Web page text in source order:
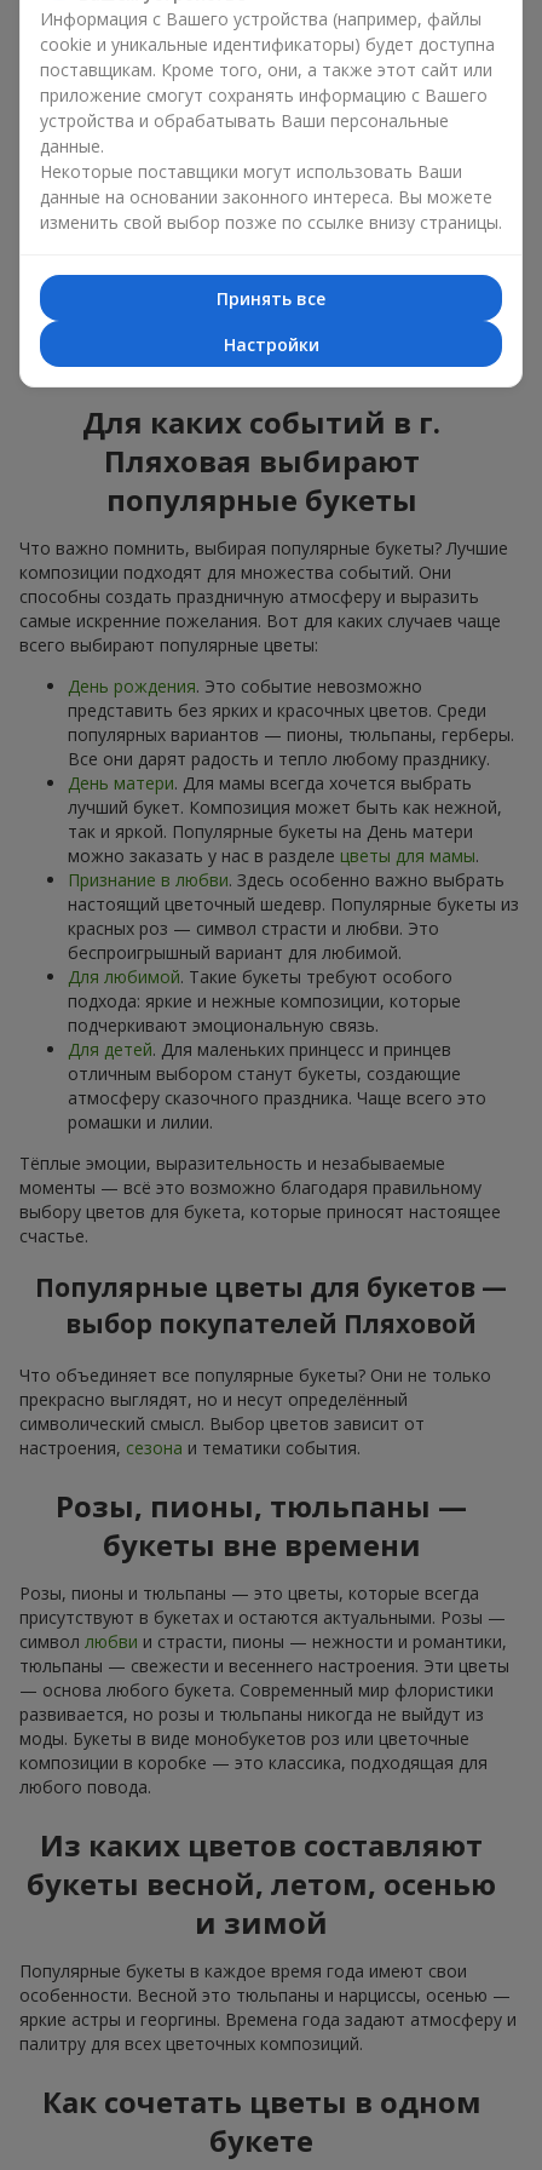
ошибиться с выбором, идеальный вариант —
универсальный букет. Это композиции, которые
подходят для любого возраста и пола, а их состав
можно адаптировать под любое мероприятие.
Массовые цветочные предпочтения. Пионы,
тюльпаны, ромашки — это популярные букеты,
которые остаются привлекательными для
покупателей. Они не только прекрасно выглядят, но и
отражают атмосферу свежести и природной красоты.
композиции всегда остаются в списке самых
востребованных. Если вы хотите быть уверенными в своём
выборе, смело обращайтесь к этим проверенным временем
цветам.
Для каких событий в г.
Пляховая выбирают
популярные букеты
Что важно помнить, выбирая популярные букеты? Лучшие
композиции подходят для множества событий. Они
способны создать праздничную атмосферу и выразить
самые искренние пожелания. Вот для каких случаев чаще
всего выбирают популярные цветы:
День рождения. Это событие невозможно
представить без ярких и красочных цветов. Среди
популярных вариантов — пионы, тюльпаны, герберы.
Все они дарят радость и тепло любому празднику.
День матери. Для мамы всегда хочется выбрать
лучший букет. Композиция может быть как нежной,
так и яркой. Популярные букеты на День матери
можно заказать у нас в разделе цветы для мамы.
Признание в любви. Здесь особенно важно выбрать
настоящий цветочный шедевр. Популярные букеты из
красных роз — символ страсти и любви. Это
беспроигрышный вариант для любимой.
Для любимой. Такие букеты требуют особого
подхода: яркие и нежные композиции, которые
подчеркивают эмоциональную связь.
Для детей. Для маленьких принцесс и принцев
отличным выбором станут букеты, создающие
атмосферу сказочного праздника. Чаще всего это
ромашки и лилии.
Тёплые эмоции, выразительность и незабываемые
моменты — всё это возможно благодаря правильному
выбору цветов для букета, которые приносят настоящее
счастье.
Популярные цветы для букетов —
выбор покупателей Пляховой
Что объединяет все популярные букеты? Они не только
прекрасно выглядят, но и несут определённый
символический смысл. Выбор цветов зависит от
настроения, сезона и тематики события.
Розы, пионы, тюльпаны —
букеты вне времени
Розы, пионы и тюльпаны — это цветы, которые всегда
присутствуют в букетах и остаются актуальными. Розы —
символ любви и страсти, пионы — нежности и романтики,
тюльпаны — свежести и весеннего настроения. Эти цветы
— основа любого букета. Современный мир флористики
развивается, но розы и тюльпаны никогда не выйдут из
моды. Букеты в виде монобукетов роз или цветочные
композиции в коробке — это классика, подходящая для
любого повода.
Из каких цветов составляют
букеты весной, летом, осенью
и зимой
Популярные букеты в каждое время года имеют свои
особенности. Весной это тюльпаны и нарциссы, осенью —
яркие астры и георгины. Времена года задают атмосферу и
палитру для всех цветочных композиций.
Как сочетать цветы в одном
букете
Информация с Вашего устройства (например, файлы
cookie и уникальные идентификаторы) будет доступна
поставщикам. Кроме того, они, а также этот сайт или
приложение смогут сохранять информацию с Вашего
устройства и обрабатывать Ваши персональные
данные.
Некоторые поставщики могут использовать Ваши
данные на основании законного интереса. Вы можете
изменить свой выбор позже по ссылке внизу страницы.
Принять все
Настройки